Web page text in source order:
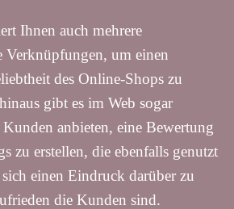
Ihnen auch mehrere
Verknüpfungen, um einen
des Online-Shops zu
gibt es im Web sogar
anbieten, eine Bewertung
zu erstellen, die ebenfalls genutzt
einen Eindruck darüber zu
die Kunden sind.